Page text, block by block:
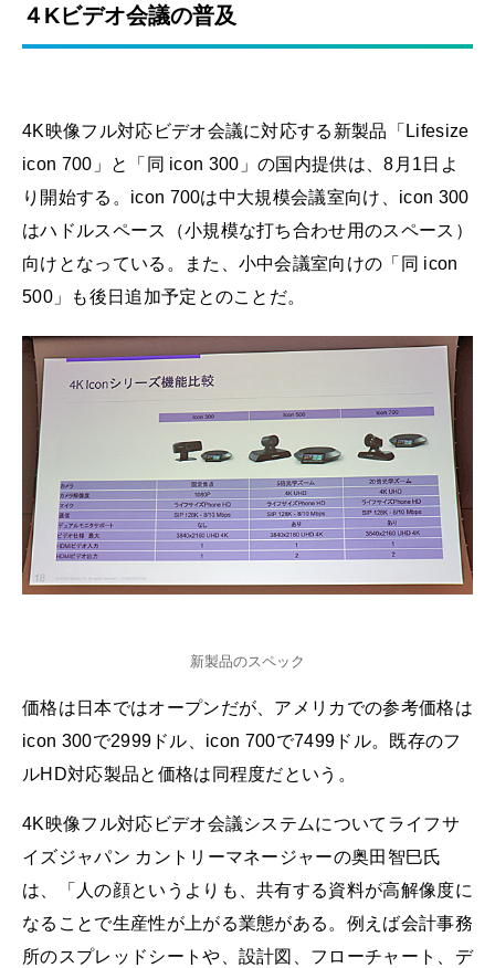
４Kビデオ会議の普及
4K映像フル対応ビデオ会議に対応する新製品「Lifesize
icon 700」と「同 icon 300」の国内提供は、8月1日よ
り開始する。icon 700は中大規模会議室向け、icon 300
はハドルスペース（小規模な打ち合わせ用のスペース）
向けとなっている。また、小中会議室向けの「同 icon
500」も後日追加予定とのことだ。
新製品のスペック
価格は日本ではオープンだが、アメリカでの参考価格は
icon 300で2999ドル、icon 700で7499ドル。既存のフ
ルHD対応製品と価格は同程度だという。
4K映像フル対応ビデオ会議システムについてライフサ
イズジャパン カントリーマネージャーの奥田智巳氏
は、「人の顔というよりも、共有する資料が高解像度に
なることで生産性が上がる業態がある。例えば会計事務
所のスプレッドシートや、設計図、フローチャート、デ